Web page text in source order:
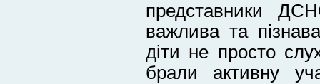
представники
важлива та
діти не просто
брали активну